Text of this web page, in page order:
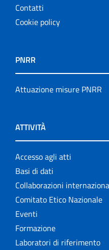
Contatti
Cookie policy
PNRR
Attuazione misure PNRR
ATTIVITÀ
Accesso agli atti
Basi di dati
Collaborazioni
Comitato Etico Nazionale
Eventi
Formazione
Laboratori di riferimento